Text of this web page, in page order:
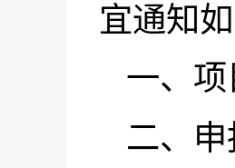
宜通知
一、
二、